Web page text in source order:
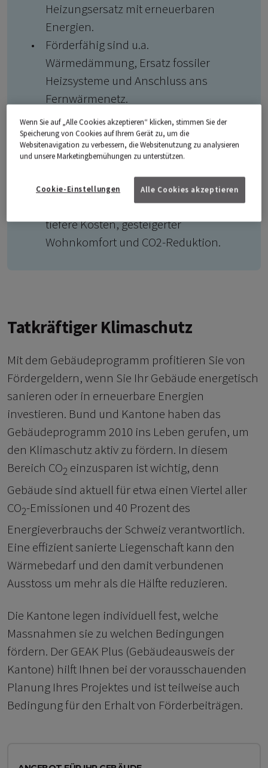
Heizungsersatz mit erneuerbaren
Energien.
Förderfähig sind u.a.
Wärmedämmung, Ersatz fossiler
Heizsysteme und Anschluss ans
Fernwärmenetz.
Für viele Förderbeiträge ist einGEAK
Plus(Gebäudeenergieausweis der
Kantone) erforderlich.
Baubeginneingereicht werden.
Ziele: verringerter Energieverbrauch,
tiefere Kosten, gesteigerter
Wohnkomfort und CO2-Reduktion.
Tatkräftiger Klimaschutz
Mit dem Gebäudeprogramm profitieren Sie von
Fördergeldern, wenn Sie Ihr Gebäude energetisch
sanieren oder in erneuerbare Energien
investieren. Bund und Kantone haben das
Gebäudeprogramm 2010 ins Leben gerufen, um
den Klimaschutz aktiv zu fördern. In diesem
Bereich CO2 einzusparen ist wichtig, denn
Gebäude sind aktuell für etwa einen Viertel aller
CO2-Emissionen und 40 Prozent des
Energieverbrauchs der Schweiz verantwortlich.
Eine effizient sanierte Liegenschaft kann den
Wärmebedarf und den damit verbundenen
Ausstoss um mehr als die Hälfte reduzieren.
Die Kantone legen individuell fest, welche
Massnahmen sie zu welchen Bedingungen
fördern. Der GEAK Plus (Gebäudeausweis der
Kantone) hilft Ihnen bei der vorausschauenden
Planung Ihres Projektes und ist teilweise auch
Bedingung für den Erhalt von Förderbeiträgen.
Wenn Sie auf „Alle Cookies akzeptieren“ klicken, stimmen Sie der
Speicherung von Cookies auf Ihrem Gerät zu, um die
Websitenavigation zu verbessern, die Websitenutzung zu analysieren
und unsere Marketingbemühungen zu unterstützen.
Alle Cookies akzeptieren
Cookie-Einstellungen